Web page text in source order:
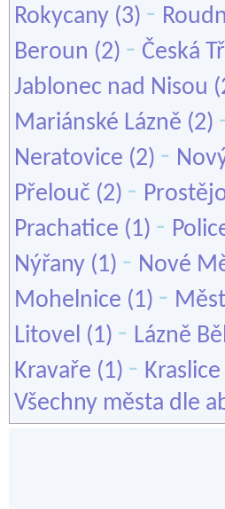
Rokycany (3) -
Beroun (2) - Česká
Jablonec nad Nisou
Mariánské Lázně (2)
Neratovice (2) -
Přelouč (2) -
Prachatice (1) -
Nýřany (1) - Nové
Mohelnice (1) -
Litovel (1) - Lázně
Kravaře (1) - Kraslice
Všechny města dle